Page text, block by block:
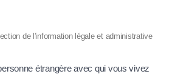
de l'information légale et administrative
étrangère avec qui vous vivez